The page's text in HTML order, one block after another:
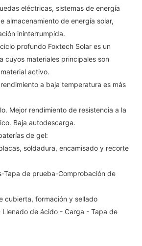
eléctricas, sistemas de energía
almacenamiento de energía solar,
ininterrumpida.
profundo Foxtech Solar es un
cuyos materiales principales son
activo.
a baja temperatura es más
Mejor rendimiento de resistencia a la
Baja autodescarga.
de gel:
soldadura, encamisado y recorte
Tapa de prueba-Comprobación de
cubierta, formación y sellado
Llenado de ácido - Carga - Tapa de